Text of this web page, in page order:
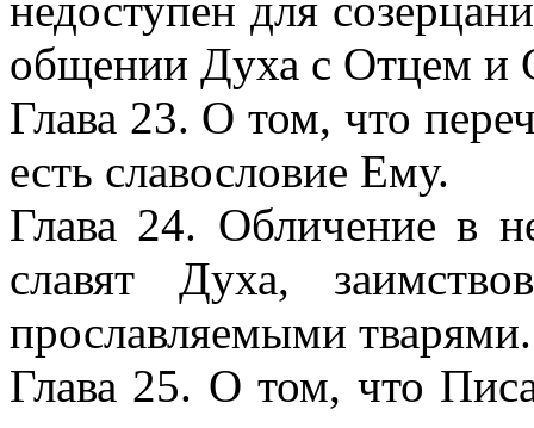
общении Духа с Отцем и
Глава 23. О том, что
есть славословие Ему.
Глава 24. Обличение в
славят Духа,
прославляемыми тварями.
Глава 25. О том, что